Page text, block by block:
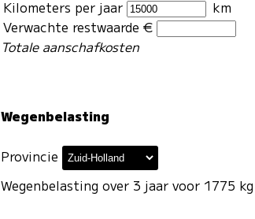
Kilometers per jaar
km
Verwachte restwaarde €
Totale aanschafkosten
Wegenbelasting
Provincie
Wegenbelasting over 3 jaar voor 1775 kg